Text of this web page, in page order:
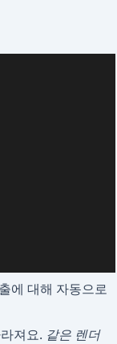
에 대해 자동으로
져요. 같은 렌더